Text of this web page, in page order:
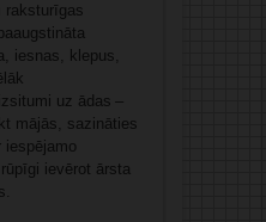
raksturīgas
iesnas, klepus,
uz ādas –
mājās, sazināties
iespējamo
ievērot ārsta